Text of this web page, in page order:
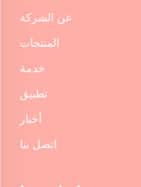
عن الشركة
المنتجات
خدمة
تطبيق
أخبار
اتصل بنا